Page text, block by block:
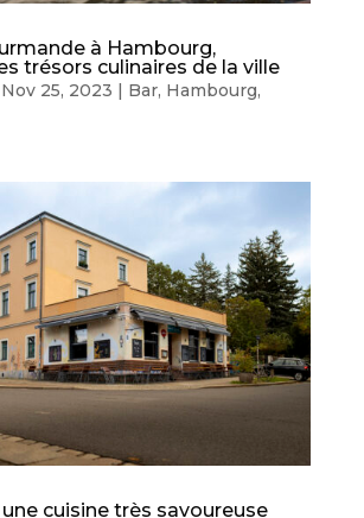
à Hambourg,
trésors culinaires de la ville
Nov 25, 2023 | Bar, Hambourg,
cuisine très savoureuse